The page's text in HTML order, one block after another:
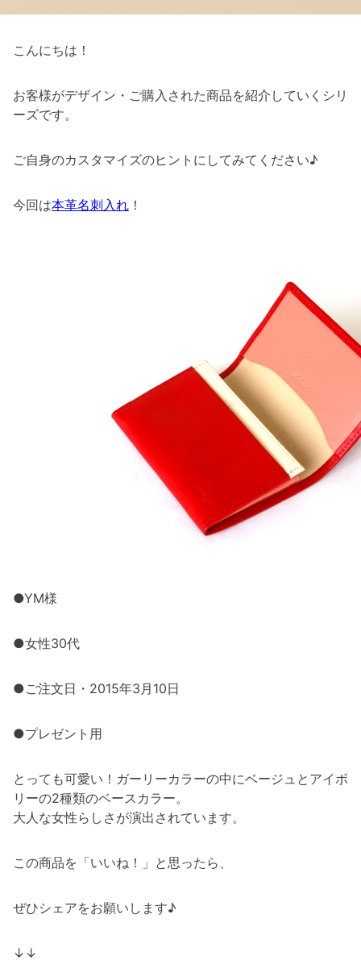
こんにちは！
お客様がデザイン・ご購入された商品を紹介していくシリ
ーズです。
ご自身のカスタマイズのヒントにしてみてください♪
今回は本革名刺入れ ！
●YM様
●女性30代
●ご注文日・2015年3月10日
●プレゼント用
とっても可愛い！ガーリーカラーの中にベージュとアイボ
リーの2種類のベースカラー。
大人な女性らしさが演出されています。
この商品を「いいね！」と思ったら、
ぜひシェアをお願いします♪
↓↓